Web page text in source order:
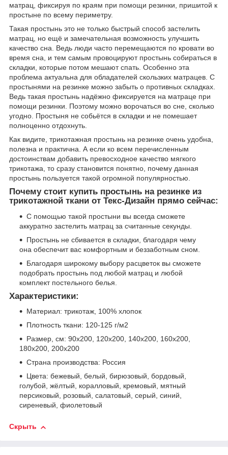
матрац, фиксируя по краям при помощи резинки, пришитой к
простыне по всему периметру.
Такая простынь это не только быстрый способ застелить
матрац, но ещё и замечательная возможность улучшить
качество сна. Ведь люди часто перемещаются по кровати во
время сна, и тем самым провоцируют простынь собираться в
складки, которые потом мешают спать. Особенно эта
проблема актуальна для обладателей скользких матрацев. С
простынями на резинке можно забыть о противных складках.
Ведь такая простынь надёжно фиксируется на матраце при
помощи резинки. Поэтому можно ворочаться во сне, сколько
угодно. Простыня не собьётся в складки и не помешает
полноценно отдохнуть.
Как видите, трикотажная простынь на резинке очень удобна,
полезна и практична. А если ко всем перечисленным
достоинствам добавить превосходное качество мягкого
трикотажа, то сразу становится понятно, почему данная
простынь пользуется такой огромной популярностью.
Почему стоит купить простынь на резинке из
трикотажной ткани от Текс-Дизайн прямо сейчас:
С помощью такой простыни вы всегда сможете
аккуратно застелить матрац за считанные секунды.
Простынь не сбивается в складки, благодаря чему
она обеспечит вас комфортным и беззаботным сном.
Благодаря широкому выбору расцветок вы сможете
подобрать простынь под любой матрац и любой
комплект постельного белья.
Характеристики:
Материал: трикотаж, 100% хлопок
Плотность ткани: 120-125 г/м2
Размер, см: 90х200, 120х200, 140х200, 160х200,
180х200, 200х200
Страна производства: Россия
Цвета: бежевый, белый, бирюзовый, бордовый,
голубой, жёлтый, коралловый, кремовый, мятный
персиковый, розовый, салатовый, серый, синий,
сиреневый, фиолетовый
Скрыть